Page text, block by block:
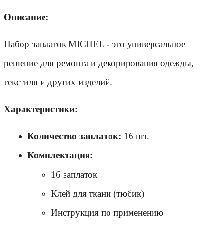
Описание:
Набор заплаток MICHEL - это универсальное
решение для ремонта и декорирования одежды,
текстиля и других изделий.
Характеристики:
Количество заплаток: 16 шт.
Комплектация:
16 заплаток
Клей для ткани (тюбик)
Инструкция по применению